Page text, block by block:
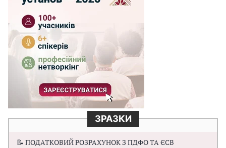
ЗРАЗКИ
📝 ПОДАТКОВИЙ РОЗРАХУНОК З ПДФО ТА ЄСВ